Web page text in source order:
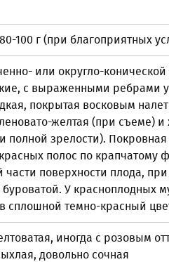
100 г (при благоприятных
или округло-
с выраженными ребрами
покрытая восковым
желтая (при съеме) и
полной зрелости).
полос по крапчатому
части поверхности плода,
буроватой. У красноплодных
сплошной темно-красный
иногда с розовым
довольно сочная